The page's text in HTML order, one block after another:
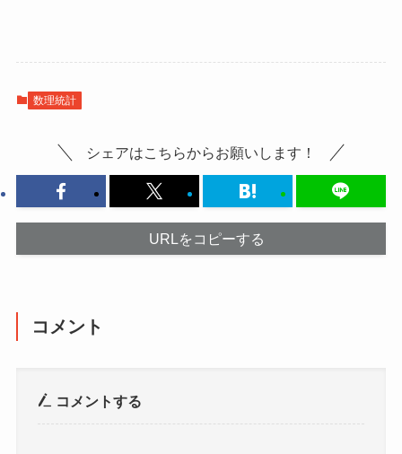
数理統計
シェアはこちらからお願いします！
URLをコピーする
コメント
コメントする